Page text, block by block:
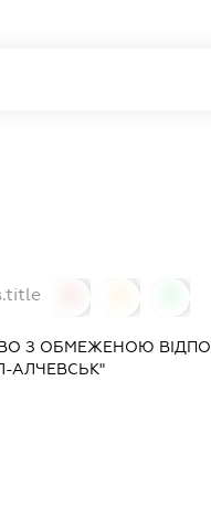
З ОБМЕЖЕНОЮ
АЛЧЕВСЬК"